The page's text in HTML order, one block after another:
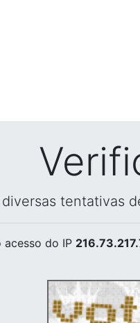
tentativas
acesso do IP